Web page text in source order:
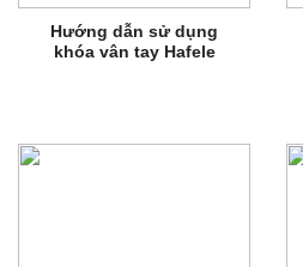
Hướng dẫn sử dụng
khóa vân tay Hafele